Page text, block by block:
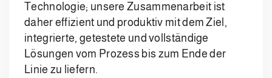
Technologie; unsere Zusammenarbeit ist
daher effizient und produktiv mit dem Ziel,
integrierte, getestete und vollständige
Lösungen vom Prozess bis zum Ende der
Linie zu liefern.